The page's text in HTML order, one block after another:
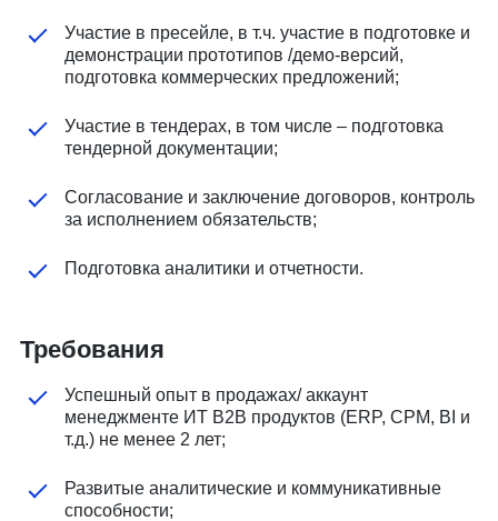
Участие в пресейле, в т.ч. участие в подготовке и
демонстрации прототипов /демо-версий,
подготовка коммерческих предложений;
Участие в тендерах, в том числе – подготовка
тендерной документации;
Согласование и заключение договоров, контроль
за исполнением обязательств;
Подготовка аналитики и отчетности.
Требования
Успешный опыт в продажах/ аккаунт
менеджменте ИТ В2В продуктов (ERP, CPM, BI и
т.д.) не менее 2 лет;
Развитые аналитические и коммуникативные
способности;